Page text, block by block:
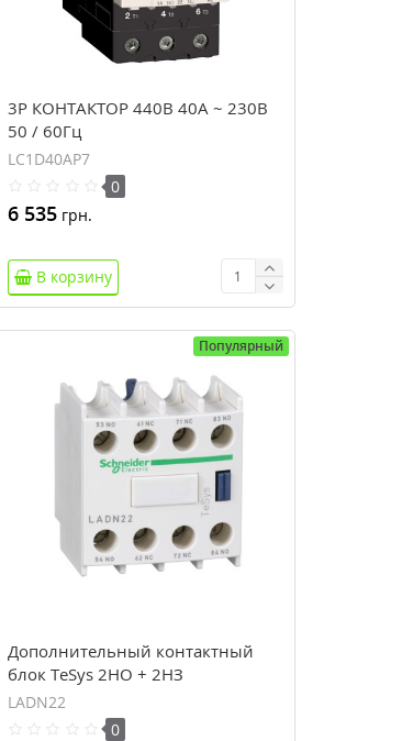
3P КОНТАКТОР 440В 40A ~ 230В
50 / 60Гц
LC1D40AP7
0
6 535 грн.
В корзину
Популярный
Дополнительный контактный
блок TeSys 2НО + 2НЗ
фронтальное монтажное
крепление (LADN22)
LADN22
0